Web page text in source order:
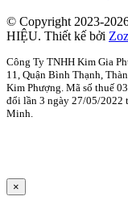
© Copyright 2023-
HIỆU. Thiết kế bởi
Công Ty TNHH Kim Gia
11, Quận Bình Thạnh,
Kim Phượng. Mã số thuế
đổi lần 3 ngày 27/05/2022
Minh.
×